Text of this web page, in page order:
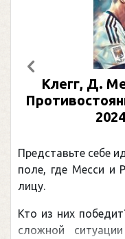
Клегг, Д.
Представьте себе
поле, где Месси и
лицу.
Кто из них
сложной
Предыдущий